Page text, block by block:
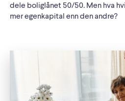
dele boliglånet 50/50. Men hva
mer egenkapital enn den andre?